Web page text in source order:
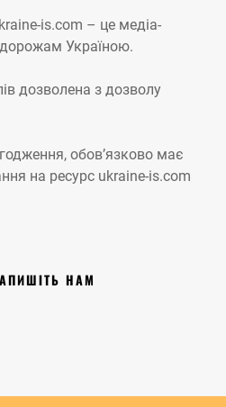
is.com – це медіа-
Україною.
дозволена з дозволу
обов’язково має
на ресурс ukraine-is.com
НАМ